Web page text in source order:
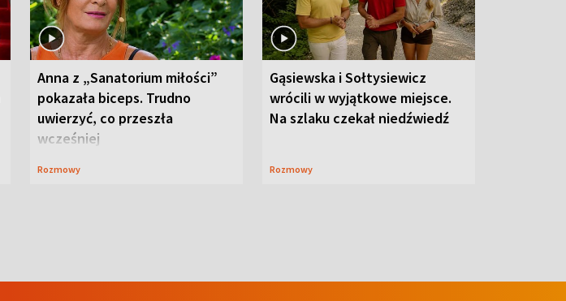
Anna z „Sanatorium miłości”
pokazała biceps. Trudno
uwierzyć, co przeszła
wcześniej
Rozmowy
Gąsiewska i Sołtysiewicz
wrócili w wyjątkowe miejsce.
Na szlaku czekał niedźwiedź
Rozmowy